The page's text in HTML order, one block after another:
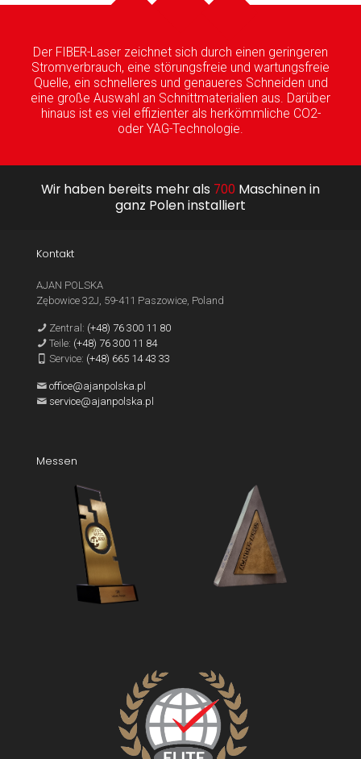
Der FIBER-Laser zeichnet sich durch einen geringeren
Stromverbrauch, eine störungsfreie und wartungsfreie
Quelle, ein schnelleres und genaueres Schneiden und
eine große Auswahl an Schnittmaterialien aus. Darüber
hinaus ist es viel effizienter als herkömmliche CO2-
oder YAG-Technologie.
Wir haben bereits mehr als 700 Maschinen in
ganz Polen installiert
Kontakt
AJAN POLSKA
Zębowice 32J, 59-411 Paszowice, Poland
Zentral: (+48) 76 300 11 80
Teile: (+48) 76 300 11 84
Service: (+48) 665 14 43 33
office@ajanpolska.pl
service@ajanpolska.pl
Messen